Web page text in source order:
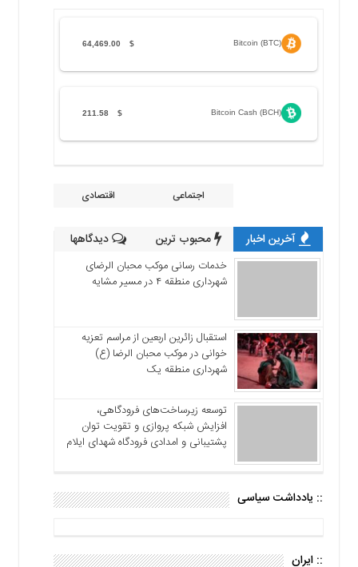
Bitcoin (BTC)
$
64,469.00
Bitcoin Cash (BCH)
$
211.58
اجتماعی اقتصادی
آخرین اخبار محبوب ترین دیدگاهها
خدمات رسانی موکب محبان الرضای
شهرداری منطقه ۴ در مسیر مشایه
استقبال زائرین اربعین از مراسم تعزیه
خوانی در موکب محبان الرضا (ع)
شهرداری منطقه یک
توسعه زیرساخت‌های فرودگاهی،
افزایش شبکه پروازی و تقویت توان
پشتیبانی و امدادی فرودگاه شهدای ایلام
:: یادداشت سیاسی
:: ایران